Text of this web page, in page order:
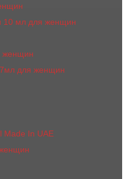
10 мл для женщин
женщин
для женщин
In UAE